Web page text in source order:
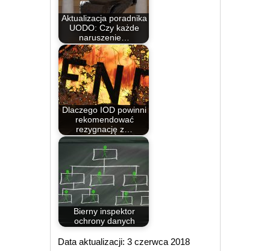
Aktualizacja poradnika
UODO: Czy każde
naruszenie…
Dlaczego IOD powinni
rekomendować
rezygnację z…
Bierny inspektor
ochrony danych
Data aktualizacji: 3 czerwca 2018